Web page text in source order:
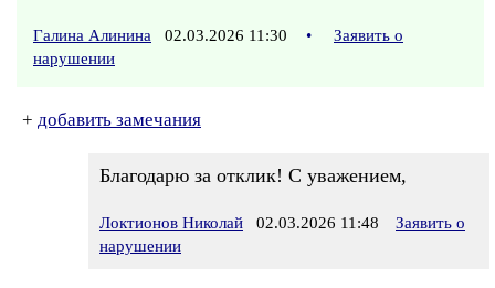
Галина Алинина 02.03.2026 11:30 •
Заявить о
нарушении
+ добавить замечания
Благодарю за отклик! С уважением,
Локтионов Николай 02.03.2026 11:48
Заявить о
нарушении